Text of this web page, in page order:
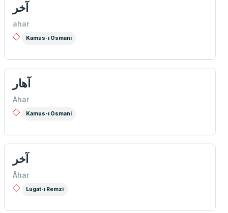
آخر
ahar
Kamus-ı Osmani
آهار
Ahar
Kamus-ı Osmani
آخر
Âhar
Lugat-ı Remzi